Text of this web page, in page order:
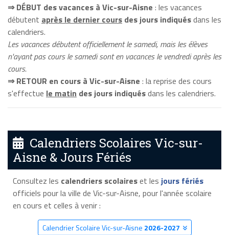
⇒ DÉBUT des vacances à Vic-sur-Aisne : les vacances
débutent après le dernier cours des jours indiquésdans les
calendriers.
Les vacances débutent officiellement le samedi, mais les élèves
n'ayant pas cours le samedi sont en vacances le vendredi après les
cours.
⇒ RETOUR en cours à Vic-sur-Aisne : la reprise des cours
s'effectue le matin des jours indiquésdans les calendriers.
Calendriers Scolaires Vic-sur-
Aisne & Jours Fériés
Consultez les calendriers scolaireset les jours fériés
officiels pour la ville de Vic-sur-Aisne, pour l'année scolaire
en cours et celles à venir :
Calendrier Scolaire Vic-sur-Aisne 2026-2027